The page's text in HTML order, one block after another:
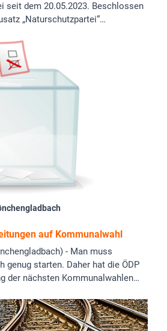
seit dem 20.05.2023. Beschlossen
„Naturschutzpartei“…
auf Kommunalwahl
- Man muss
genug starten. Daher hat die ÖDP
der nächsten Kommunalwahlen…